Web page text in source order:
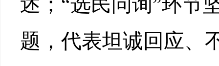
题，代表坦诚回应、